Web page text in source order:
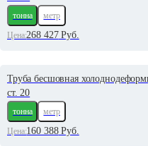
тонна
метр
Цена:268 427Руб.
Труба бесшовная
ст. 20
тонна
метр
Цена:160 388Руб.